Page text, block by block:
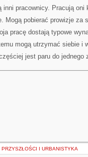
inni pracownicy. Pracują oni
pobierać prowizje za
pracę dostają typowe
mogą utrzymać siebie i
jest paru do jednego
PRZYSZŁOŚCI I URBANISTYKA